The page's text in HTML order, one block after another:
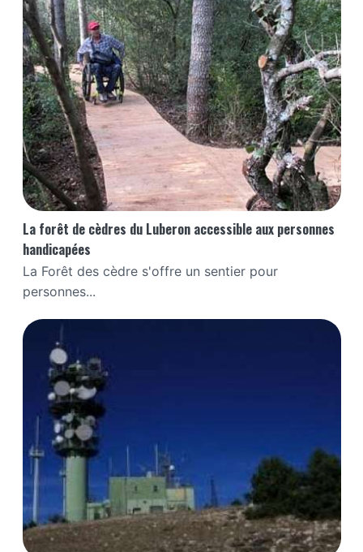
La forêt de cèdres du Luberon accessible aux personnes
handicapées
La Forêt des cèdre s'offre un sentier pour
personnes...